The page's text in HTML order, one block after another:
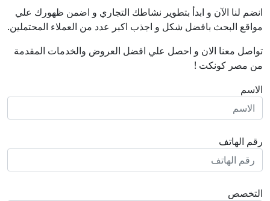
انضم لنا اﻵن و ابدأ بتطوير نشاطك التجاري و اضمن ظهورك علي
مواقع البحث بافضل شكل و اجذب اكبر عدد من العملاء المحتملين.
تواصل معنا الان و احصل علي افضل العروض والخدمات المقدمة
من مصر كونكت !
الاسم
رقم الهاتف
التخصص